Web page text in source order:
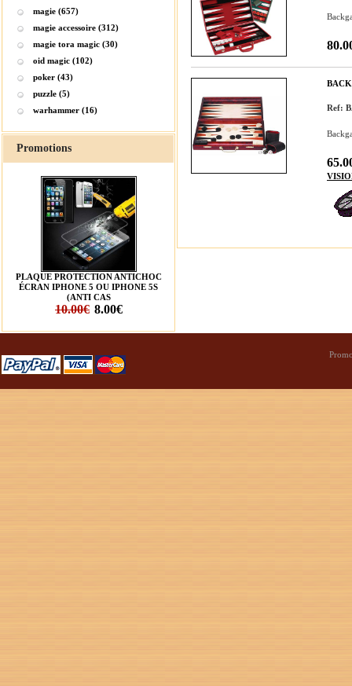
magie (657)
magie accessoire (312)
magie tora magic (30)
oid magic (102)
poker (43)
puzzle (5)
warhammer (16)
Promotions
PLAQUE PROTECTION ANTICHOC
ÉCRAN IPHONE 5 OU IPHONE 5S
(ANTI CAS
10.00€ 8.00€
Ref: